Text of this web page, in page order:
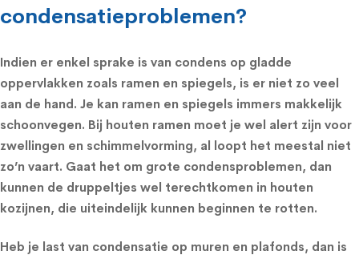
condensatieproblemen?
Indien er enkel sprake is van condens op gladde
oppervlakken zoals ramen en spiegels, is er niet zo veel
aan de hand. Je kan ramen en spiegels immers makkelijk
schoonvegen. Bij houten ramen moet je wel alert zijn voor
zwellingen en schimmelvorming, al loopt het meestal niet
zo’n vaart. Gaat het om grote condensproblemen, dan
kunnen de druppeltjes wel terechtkomen in houten
kozijnen, die uiteindelijk kunnen beginnen te rotten.
Heb je last van condensatie op muren en plafonds, dan is